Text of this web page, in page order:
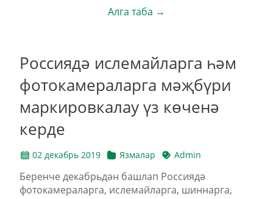
Алга таба →
Россиядә ислемайларга һәм
фотокамераларга мәҗбүри
маркировкалау үз көченә
керде
02 декабрь 2019 Язмалар Admin
Беренче декабрьдән башлап Россиядә
фотокамераларга, ислемайларга, шиннарга,